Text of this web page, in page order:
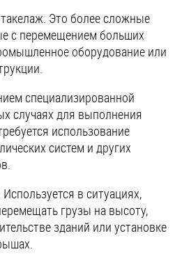
Это более сложные
с перемещением больших
оборудование или
специализированной
случаях для выполнения
использование
систем и других
в ситуациях,
грузы на высоту,
зданий или установке